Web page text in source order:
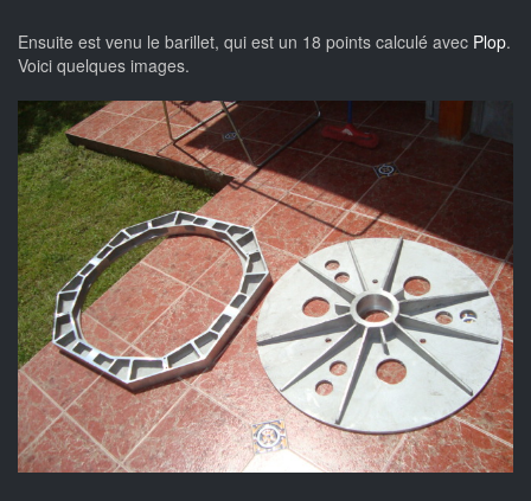
Ensuite est venu le barillet, qui est un 18 points calculé avec Plop.
Voici quelques images.